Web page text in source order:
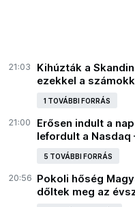
21:03
Kihúzták a
ezekkel a
1 TOVÁBBI FORRÁS
21:00
Erősen indult a
lefordult a Nasdaq
5 TOVÁBBI FORRÁS
20:56 Pokoli hőség
dőltek meg az